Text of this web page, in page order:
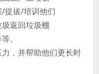
提拔/培训他们
返回垃圾棚
。
，并帮助他们更长时